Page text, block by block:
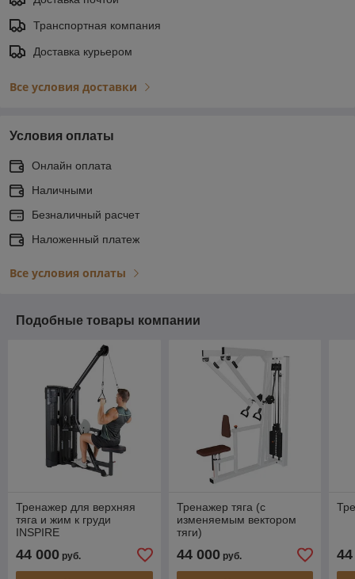
Транспортная компания
Доставка курьером
Все условия доставки
Условия оплаты
Онлайн оплата
Наличными
Безналичный расчет
Наложенный платеж
Все условия оплаты
Подобные товары компании
Тренажер для верхняя
тяга и жим к груди
INSPIRE
44 000 руб.
Тренажер тяга (с
изменяемым вектором
тяги)
44 000руб.